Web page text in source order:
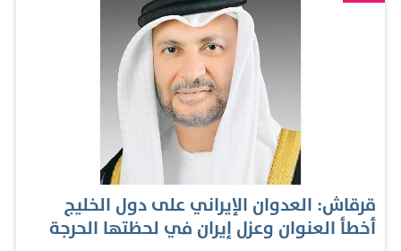
تمضي الحياة اليومية بثقة واطمئنان". وأضاف قرقاش: "
نتعايش مع التحديات… لكننا لا ننسى".
قرقاش: العدوان الإيراني على دول الخليج
أخطأ العنوان وعزل إيران في لحظتها الحرجة